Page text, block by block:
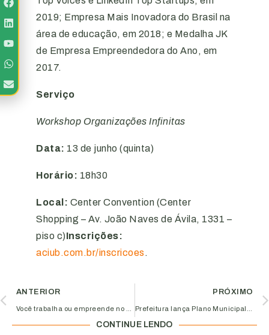
2019; Empresa Mais Inovadora do Brasil na
área de educação, em 2018; e Medalha JK
de Empresa Empreendedora do Ano, em
2017.
Serviço
Workshop Organizações Infinitas
Data: 13 de junho (quinta)
Horário: 18h30
Local: Center Convention (Center
Shopping – Av. João Naves de Ávila, 1331 –
piso c)Inscrições:
aciub.com.br/inscricoes .
ANTERIOR PRÓXIMO
CONTINUE LENDO